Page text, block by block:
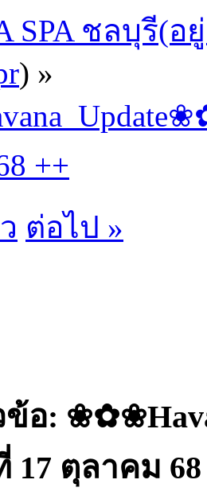
SPA ชลบุรี(
) »
++
ต่อไป »
อ:
17 ตุลาคม